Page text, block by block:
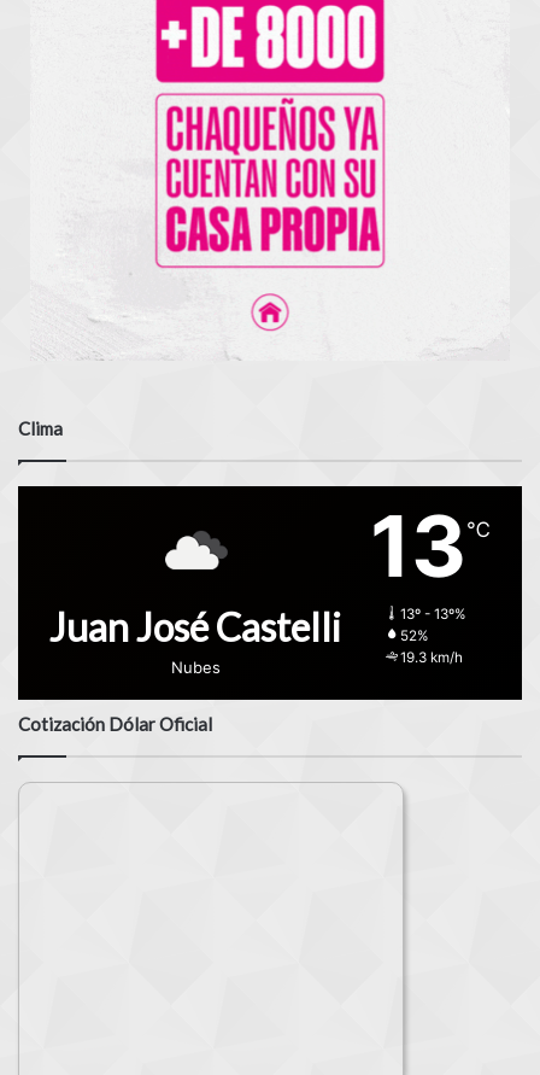
Clima
Juan José Castelli
Nubes
13 ℃
13º - 13º%
52%
19.3 km/h
Cotización Dólar Oficial